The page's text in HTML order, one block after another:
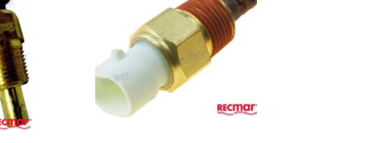
AJOUTER
À LA
LISTE
D’ENVIES
AJOUTER
À LA
LISTE
D’ENVIES